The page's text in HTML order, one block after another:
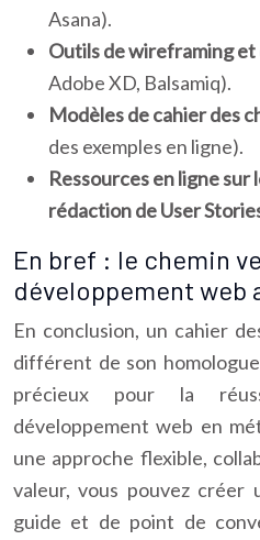
Asana).
Outils de wireframing
Adobe XD, Balsamiq).
Modèles de cahier des
des exemples en ligne).
Ressources en ligne sur
rédaction de User
En bref : le chemin
développement web
En conclusion, un cahier
différent de son
précieux pour la
développement web en
une approche flexible,
valeur, vous pouvez créer
guide et de point de